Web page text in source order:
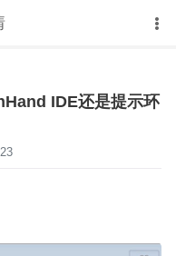
IDE还是提示环